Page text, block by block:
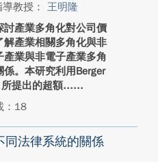
導教授： 王明隆
討產業多角化對公司價
解產業相關多角化與非
業與非電子產業多角
。本研究利用Berger
提出的超額...
：18
同法律系統的關係